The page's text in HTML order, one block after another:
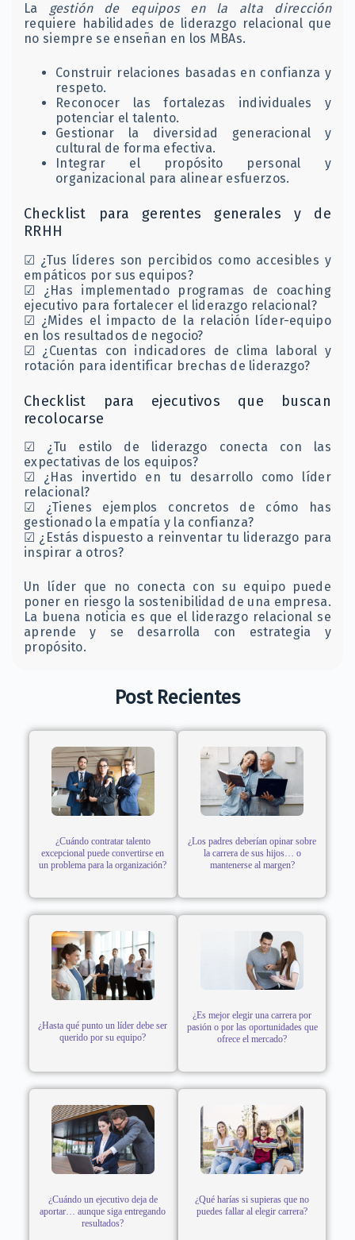
La gestión de equipos en la alta dirección
requiere habilidades de liderazgo relacional que
no siempre se enseñan en los MBAs.
Construir relaciones basadas en confianza y
respeto.
Reconocer las fortalezas individuales y
potenciar el talento.
Gestionar la diversidad generacional y
cultural de forma efectiva.
Integrar el propósito personal y
organizacional para alinear esfuerzos.
Checklist para gerentes generales y de
RRHH
☑ ¿Tus líderes son percibidos como accesibles y
empáticos por sus equipos?
☑ ¿Has implementado programas de coaching
ejecutivo para fortalecer el liderazgo relacional?
☑ ¿Mides el impacto de la relación líder-equipo
en los resultados de negocio?
☑ ¿Cuentas con indicadores de clima laboral y
rotación para identificar brechas de liderazgo?
Checklist para ejecutivos que buscan
recolocarse
☑ ¿Tu estilo de liderazgo conecta con las
expectativas de los equipos?
☑ ¿Has invertido en tu desarrollo como líder
relacional?
☑ ¿Tienes ejemplos concretos de cómo has
gestionado la empatía y la confianza?
☑ ¿Estás dispuesto a reinventar tu liderazgo para
inspirar a otros?
Un líder que no conecta con su equipo puede
poner en riesgo la sostenibilidad de una empresa.
La buena noticia es que el liderazgo relacional se
aprende y se desarrolla con estrategia y
propósito.
Post Recientes
¿Cuándo contratar talento
excepcional puede convertirse en
un problema para la organización?
¿Los padres deberían opinar sobre
la carrera de sus hijos… o
mantenerse al margen?
¿Hasta qué punto un líder debe ser
querido por su equipo?
¿Es mejor elegir una carrera por
pasión o por las oportunidades que
ofrece el mercado?
¿Cuándo un ejecutivo deja de
aportar… aunque siga entregando
resultados?
¿Qué harías si supieras que no
puedes fallar al elegir carrera?